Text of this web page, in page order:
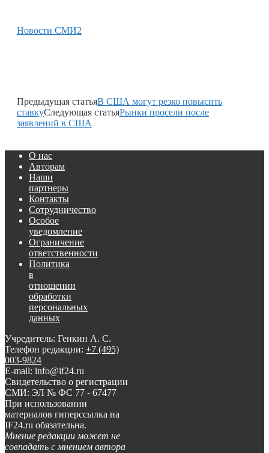
Новости СМИ2
Предыдущая статьяВ США могут резко повысить
ставкуСледующая статьяРынки просели после
заявлений в США
О нас
Авторам
Наши
партнеры
Контакты
Сотрудничество
Особое
уведомление
Ограничение
ответственности
Политика
в
отношении
обработки
персональных
данных
Учредитель: Генкин А. С.
Телефон редакции: +7 (495)
003-9824
E-mail: info@if24.ru
Свидетельство о регистрации
СМИ: ЭЛ № ФС 77 - 67477
При использовании
материалов гиперссылка на
IF24.ru обязательна.
Мнение редакции может не
совпадать с мнением автора